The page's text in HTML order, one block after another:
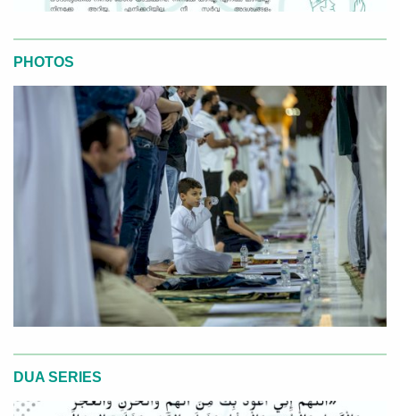
PHOTOS
DUA SERIES